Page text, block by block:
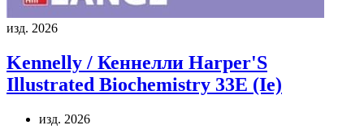
изд. 2026
Kennelly / Кеннелли Harper'S
Illustrated Biochemistry 33E (Ie)
изд. 2026